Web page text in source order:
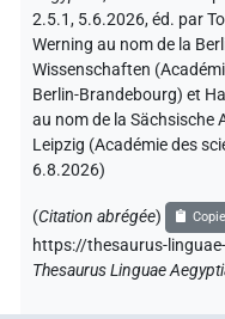
2.5.1, 5.6.2026, éd. par
Werning au nom de la
Wissenschaften
Berlin-Brandebourg) et
au nom de la Sächsische
Leipzig (Académie des
6.8.2026)
(Citation abrégée)
https://thesaurus-
Thesaurus Linguae